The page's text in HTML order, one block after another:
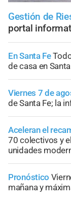
Gestión de
portal
En Santa Fe
de casa en
Viernes 7 de
de Santa Fe; la
Aceleran el
70 colectivos y
unidades
Pronóstico
mañana y